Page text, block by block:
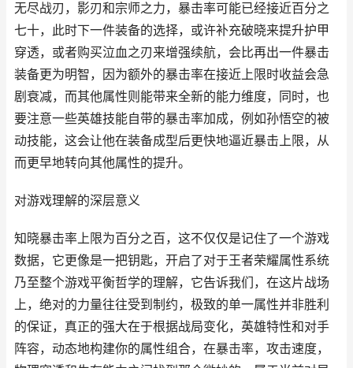
无尽战刃，影刃和宗师之力，暴击率可能已经接近百分之
七十，此时下一件装备的选择，或许补充破晓来提升护甲
穿透，或者购买泣血之刃来增强续航，会比再出一件暴击
装备更为明智，因为额外的暴击率在接近上限时收益会急
剧衰减，而其他属性则能带来全新的能力维度，同时，也
要注意一些英雄技能自带的暴击率加成，例如孙悟空的被
动技能，这会让他在装备成型后更快地逼近暴击上限，从
而更早地转向其他属性的提升。
对游戏理解的深层意义
知晓暴击率上限为百分之百，这不仅仅是记住了一个游戏
数据，它更像是一把钥匙，开启了对于王者荣耀属性系统
乃至整个游戏平衡哲学的理解，它告诉我们，在这片战场
上，绝对的力量往往受到制约，极致的单一属性并非胜利
的保证，真正的强大在于根据战局变化，英雄特性和对手
阵容，动态地构建你的属性组合，在暴击率，攻击速度，